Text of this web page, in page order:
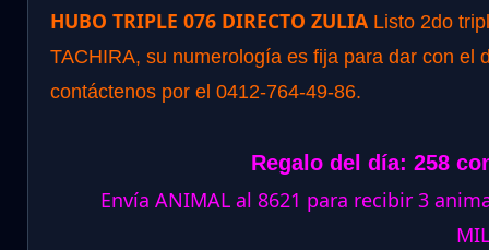
HUBO TRIPLE 076 DIRECTO ZULIA Listo 2do
TACHIRA, su numerología es fija para dar con el
contáctenos por el 0412-764-49-86.
Regalo del día: 258
Envía ANIMAL al 8621 para recibir 3